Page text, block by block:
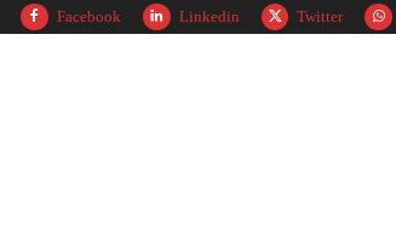
Facebook Linkedin Twitter